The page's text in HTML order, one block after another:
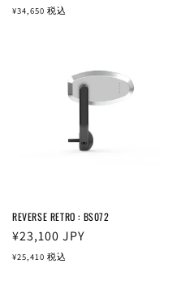
常
¥34,650 税込
REVERSE RETRO : BS072
通
常
¥23,100 JPY
¥25,410 税込